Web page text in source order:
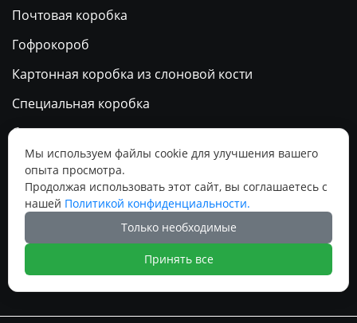
Почтовая коробка
Гофрокороб
Картонная коробка из слоновой кости
Специальная коробка
бумажный пакет
Календарь
Социальные медиа
   
Мы используем файлы cookie для улучшения вашего
опыта просмотра.
Продолжая использовать этот сайт, вы соглашаетесь с
нашей Политикой конфиденциальности.
Только необходимые
Принять все